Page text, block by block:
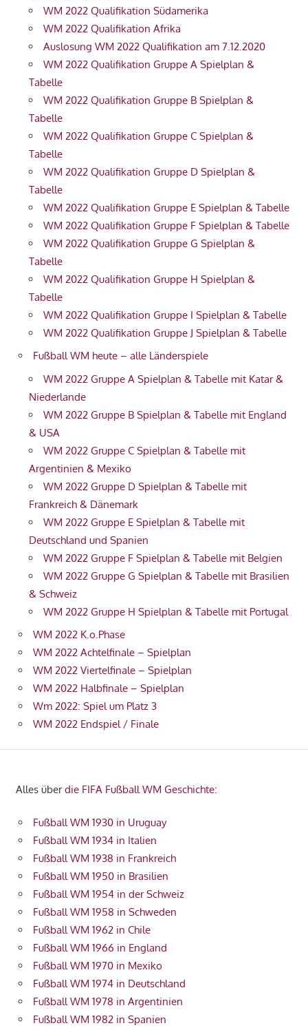
WM 2022 Qualifikation Südamerika
WM 2022 Qualifikation Afrika
Auslosung WM 2022 Qualifikation am 7.12.2020
WM 2022 Qualifikation Gruppe A Spielplan &
Tabelle
WM 2022 Qualifikation Gruppe B Spielplan &
Tabelle
WM 2022 Qualifikation Gruppe C Spielplan &
Tabelle
WM 2022 Qualifikation Gruppe D Spielplan &
Tabelle
WM 2022 Qualifikation Gruppe E Spielplan & Tabelle
WM 2022 Qualifikation Gruppe F Spielplan & Tabelle
WM 2022 Qualifikation Gruppe G Spielplan &
Tabelle
WM 2022 Qualifikation Gruppe H Spielplan &
Tabelle
WM 2022 Qualifikation Gruppe I Spielplan & Tabelle
WM 2022 Qualifikation Gruppe J Spielplan & Tabelle
Fußball WM heute – alle Länderspiele
WM 2022 Gruppe A Spielplan & Tabelle mit Katar &
Niederlande
WM 2022 Gruppe B Spielplan & Tabelle mit England
& USA
WM 2022 Gruppe C Spielplan & Tabelle mit
Argentinien & Mexiko
WM 2022 Gruppe D Spielplan & Tabelle mit
Frankreich & Dänemark
WM 2022 Gruppe E Spielplan & Tabelle mit
Deutschland und Spanien
WM 2022 Gruppe F Spielplan & Tabelle mit Belgien
WM 2022 Gruppe G Spielplan & Tabelle mit Brasilien
& Schweiz
WM 2022 Gruppe H Spielplan & Tabelle mit Portugal
WM 2022 K.o.Phase
WM 2022 Achtelfinale – Spielplan
WM 2022 Viertelfinale – Spielplan
WM 2022 Halbfinale – Spielplan
Wm 2022: Spiel um Platz 3
WM 2022 Endspiel / Finale
Alles überdie FIFA Fußball WM Geschichte:
Fußball WM 1930 in Uruguay
Fußball WM 1934 in Italien
Fußball WM 1938 in Frankreich
Fußball WM 1950 in Brasilien
Fußball WM 1954 in der Schweiz
Fußball WM 1958 in Schweden
Fußball WM 1962 in Chile
Fußball WM 1966 in England
Fußball WM 1970 in Mexiko
Fußball WM 1974 in Deutschland
Fußball WM 1978 in Argentinien
Fußball WM 1982 in Spanien